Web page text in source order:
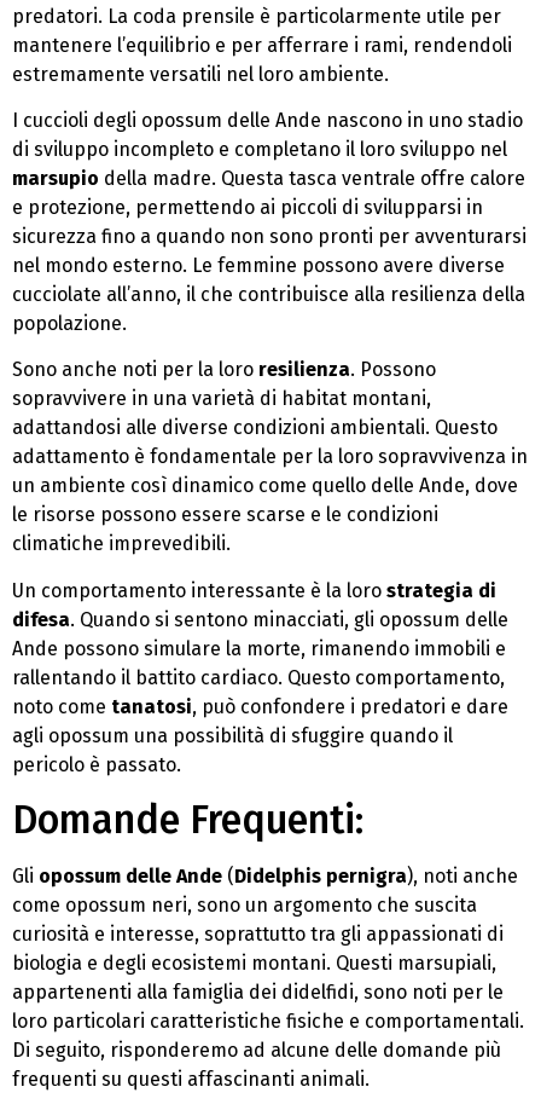
predatori. La coda prensile è particolarmente utile per
mantenere l’equilibrio e per afferrare i rami, rendendoli
estremamente versatili nel loro ambiente.
I cuccioli degli opossum delle Ande nascono in uno stadio
di sviluppo incompleto e completano il loro sviluppo nel
marsupio della madre. Questa tasca ventrale offre calore
e protezione, permettendo ai piccoli di svilupparsi in
sicurezza fino a quando non sono pronti per avventurarsi
nel mondo esterno. Le femmine possono avere diverse
cucciolate all’anno, il che contribuisce alla resilienza della
popolazione.
Sono anche noti per la loro resilienza. Possono
sopravvivere in una varietà di habitat montani,
adattandosi alle diverse condizioni ambientali. Questo
adattamento è fondamentale per la loro sopravvivenza in
un ambiente così dinamico come quello delle Ande, dove
le risorse possono essere scarse e le condizioni
climatiche imprevedibili.
Un comportamento interessante è la loro strategia di
difesa. Quando si sentono minacciati, gli opossum delle
Ande possono simulare la morte, rimanendo immobili e
rallentando il battito cardiaco. Questo comportamento,
noto come tanatosi, può confondere i predatori e dare
agli opossum una possibilità di sfuggire quando il
pericolo è passato.
Domande Frequenti:
Gli opossum delle Ande (Didelphis pernigra), noti anche
come opossum neri, sono un argomento che suscita
curiosità e interesse, soprattutto tra gli appassionati di
biologia e degli ecosistemi montani. Questi marsupiali,
appartenenti alla famiglia dei didelfidi, sono noti per le
loro particolari caratteristiche fisiche e comportamentali.
Di seguito, risponderemo ad alcune delle domande più
frequenti su questi affascinanti animali.